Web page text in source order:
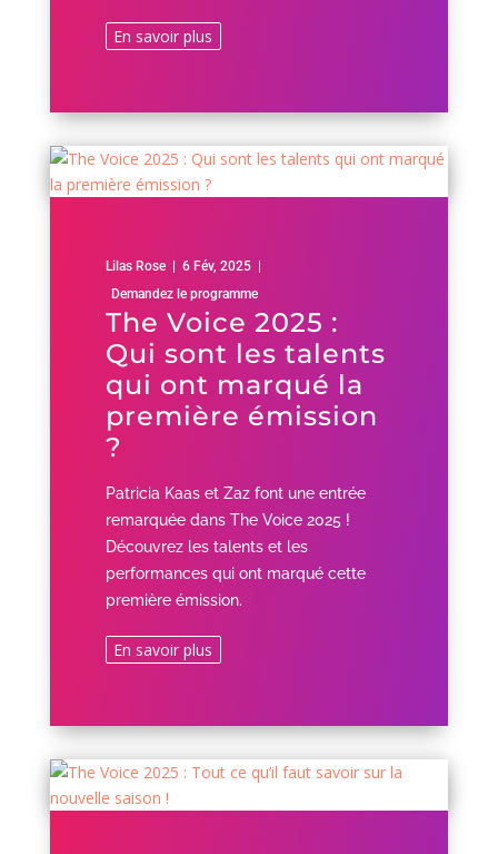
En savoir plus
Lilas Rose 6 Fév, 2025
Demandez le programme
The Voice 2025 :
Qui sont les talents
qui ont marqué la
première émission
?
Patricia Kaas et Zaz font une entrée
remarquée dans The Voice 2025 !
Découvrez les talents et les
performances qui ont marqué cette
première émission.
En savoir plus